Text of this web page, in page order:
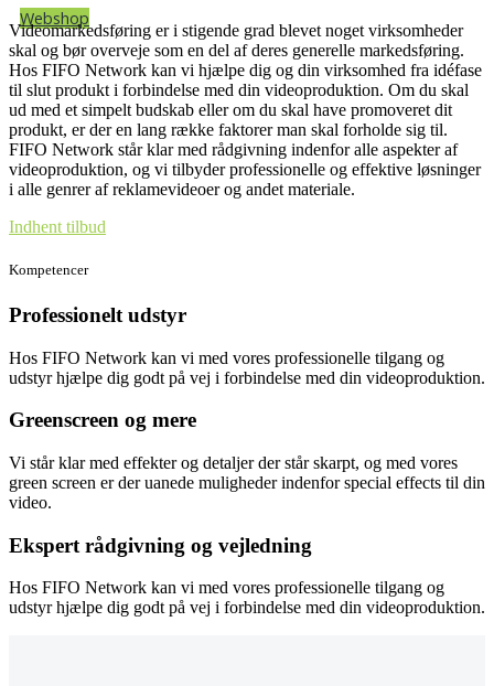
Webshop
Videomarkedsføring er i stigende grad blevet noget virksomheder
skal og bør overveje som en del af deres generelle markedsføring.
Hos FIFO Network kan vi hjælpe dig og din virksomhed fra idéfase
til slut produkt i forbindelse med din videoproduktion. Om du skal
ud med et simpelt budskab eller om du skal have promoveret dit
produkt, er der en lang række faktorer man skal forholde sig til.
FIFO Network står klar med rådgivning indenfor alle aspekter af
videoproduktion, og vi tilbyder professionelle og effektive løsninger
i alle genrer af reklamevideoer og andet materiale.
Indhent tilbud
Kompetencer
Professionelt udstyr
Hos FIFO Network kan vi med vores professionelle tilgang og
udstyr hjælpe dig godt på vej i forbindelse med din videoproduktion.
Greenscreen og mere
Vi står klar med effekter og detaljer der står skarpt, og med vores
green screen er der uanede muligheder indenfor special effects til din
video.
Ekspert rådgivning og vejledning
Hos FIFO Network kan vi med vores professionelle tilgang og
udstyr hjælpe dig godt på vej i forbindelse med din videoproduktion.